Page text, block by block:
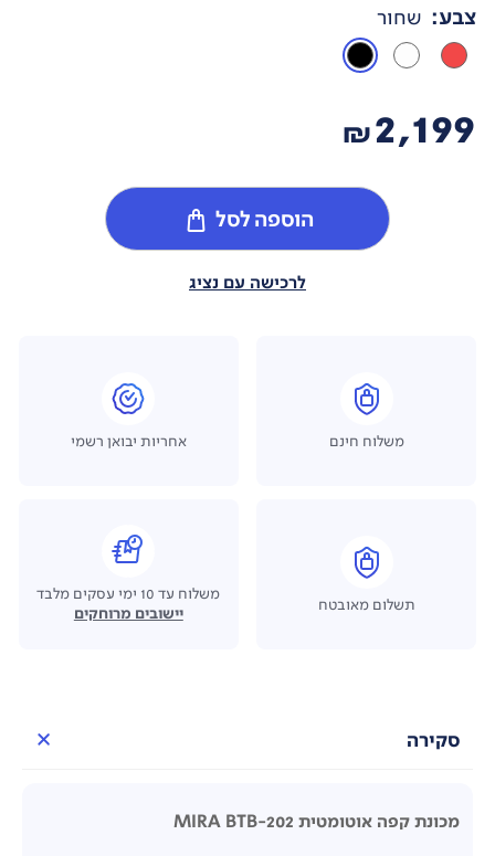
צבע: שחור
2,199
₪
הוספה לסל
לרכישה עם נציג
משלוח חינם אחריות יבואן רשמי
תשלום מאובטח
משלוח עד 10 ימי עסקים מלבד
יישובים מרוחקים
סקירה
מכונת קפה אוטומטית MIRA BTB-202